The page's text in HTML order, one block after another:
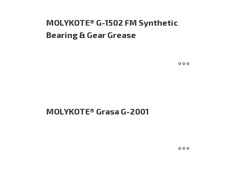
MOLYKOTE® G-1502 FM Synthetic
Bearing & Gear Grease
MOLYKOTE® Grasa G-2001